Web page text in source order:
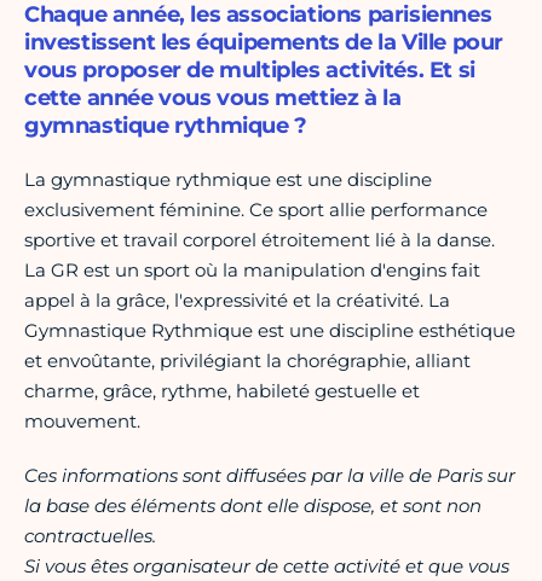
Chaque année, les associations parisiennes
investissent les équipements de la Ville pour
vous proposer de multiples activités. Et si
cette année vous vous mettiez à la
gymnastique rythmique ?
La gymnastique rythmique est une discipline
exclusivement féminine. Ce sport allie performance
sportive et travail corporel étroitement lié à la danse.
La GR est un sport où la manipulation d'engins fait
appel à la grâce, l'expressivité et la créativité. La
Gymnastique Rythmique est une discipline esthétique
et envoûtante, privilégiant la chorégraphie, alliant
charme, grâce, rythme, habileté gestuelle et
mouvement.
Ces informations sont diffusées par la ville de Paris sur
la base des éléments dont elle dispose, et sont non
contractuelles.
Si vous êtes organisateur de cette activité et que vous